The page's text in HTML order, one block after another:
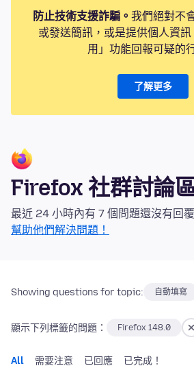
防止技術支援詐騙。 我們絕對不
或發送簡訊，或是提供個人資
用」功能回報可疑的
了解更多
Firefox 社群討論
最近 24 小時內有 7 個問題還沒有回覆
幫助他們解決問題！
Showing questions for topic: 自動填寫
顯示下列標籤的問題： Firefox 148.0
All 需要注意 已回應 已完成！